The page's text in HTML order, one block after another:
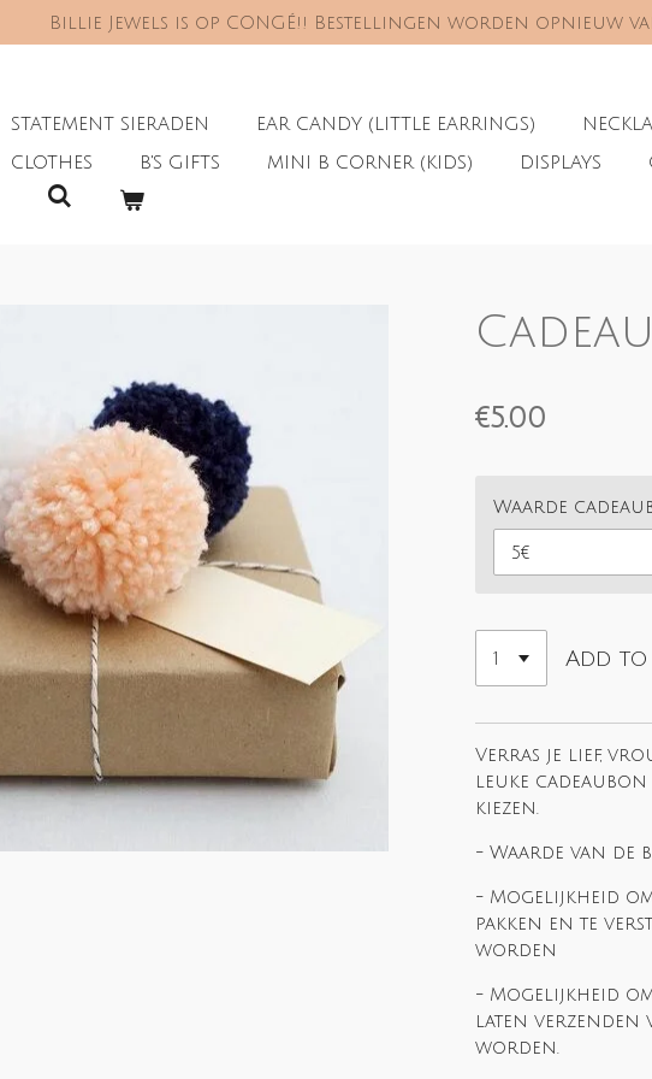
Billie Jewels is op CONGÉ!! Bestellingen worden opnieuw
STATEMENT SIERADEN EAR CANDY (LITTLE EARRINGS)
CLOTHES B'S GIFTS MINI B CORNER (KIDS) DISPLAYS
€5.00
Waarde
Add
Verras je lief,
leuke
kiezen.
- Waarde van de
- Mogelijkheid
pakken en te
worden
- Mogelijkheid
laten verzenden
worden.